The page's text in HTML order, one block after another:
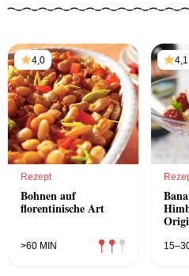
4,0
Rezept
Bohnen auf
florentinische Art
>60 MIN
4,1